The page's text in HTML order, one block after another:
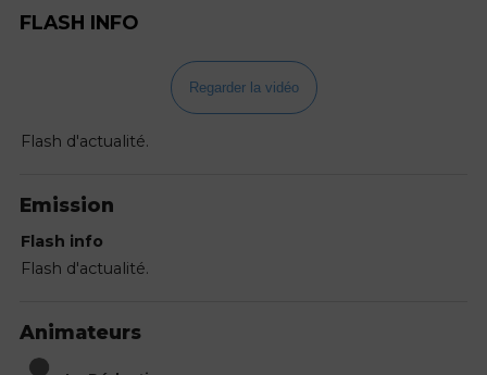
FLASH INFO
Regarder la vidéo
Flash d'actualité.
Emission
Flash info
Flash d'actualité.
Animateurs